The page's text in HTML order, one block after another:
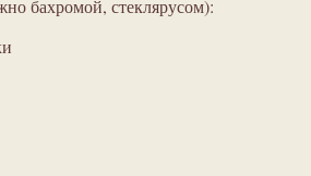
бахромой, стеклярусом):